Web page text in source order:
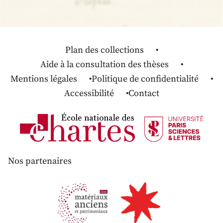
Plan des collections
Aide à la consultation des thèses
Mentions légales
Politique de confidentialité
Accessibilité
Contact
Nos partenaires